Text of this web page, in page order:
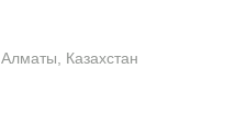
Казахстан